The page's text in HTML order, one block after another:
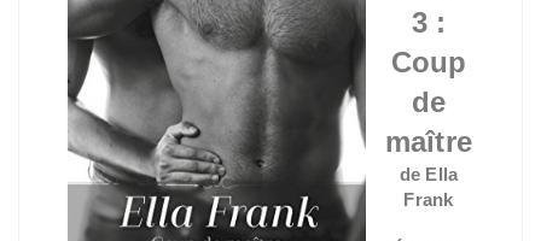
3 :
Coup
de
maître
de Ella
Frank